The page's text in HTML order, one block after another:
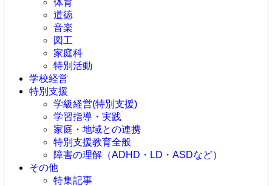
体育
道徳
音楽
図工
家庭科
特別活動
学校経営
特別支援
学級経営(特別支援)
学習指導・実践
家庭・地域との連携
特別支援教育全般
障害の理解（ADHD・LD・ASDなど）
その他
特集記事